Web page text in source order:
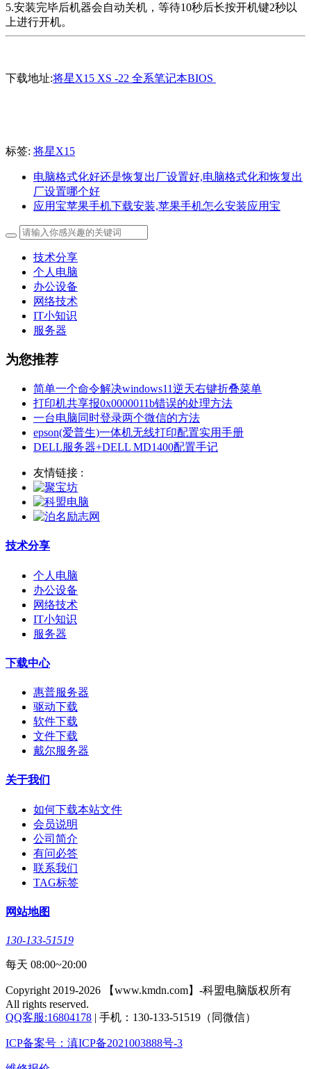
5.安装完毕后机器会自动关机，等待10秒后长按开机键2秒以
上进行开机。
下载地址:将星X15 XS -22 全系笔记本BIOS
标签: 将星X15
电脑格式化好还是恢复出厂设置好,电脑格式化和恢复出
厂设置哪个好
应用宝苹果手机下载安装,苹果手机怎么安装应用宝
技术分享
个人电脑
办公设备
网络技术
IT小知识
服务器
为您推荐
简单一个命令解决windows11逆天右键折叠菜单
打印机共享报0x0000011b错误的处理方法
一台电脑同时登录两个微信的方法
epson(爱普生)一体机无线打印配置实用手册
DELL服务器+DELL MD1400配置手记
友情链接 :
技术分享
个人电脑
办公设备
网络技术
IT小知识
服务器
下载中心
惠普服务器
驱动下载
软件下载
文件下载
戴尔服务器
关于我们
如何下载本站文件
会员说明
公司简介
有问必答
联系我们
TAG标签
网站地图
130-133-51519
每天 08:00~20:00
Copyright 2019-2026 【www.kmdn.com】-科盟电脑版权所有
All rights reserved.
QQ客服:16804178 | 手机：130-133-51519（同微信）
ICP备案号：滇ICP备2021003888号-3